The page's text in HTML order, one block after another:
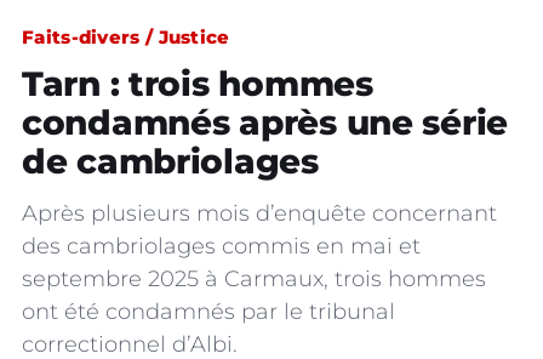
Faits-divers / Justice
Tarn : trois hommes
condamnés après une série
de cambriolages
Après plusieurs mois d’enquête concernant
des cambriolages commis en mai et
septembre 2025 à Carmaux, trois hommes
ont été condamnés par le tribunal
correctionnel d’Albi.